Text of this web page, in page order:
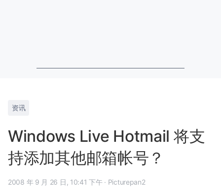
资讯
Windows Live Hotmail 将支
持添加其他邮箱帐号？
2008 年 9 月 26 日, 10:41 下午 · Picturepan2